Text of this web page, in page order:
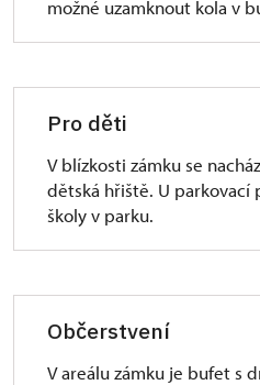
možné uzamknout kola v
Pro děti
V blízkosti zámku se
dětská hřiště. U parkovací
školy v parku.
Občerstvení
V areálu zámku je bufet s